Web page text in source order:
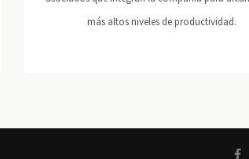
más altos niveles de productividad.